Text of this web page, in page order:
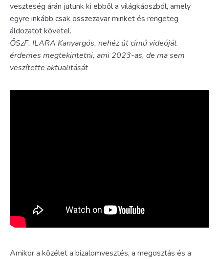
veszteség árán jutunk ki ebből a világkáoszból, amely
egyre inkább csak összezavar minket és rengeteg
áldozatot követel.
ŐSzF. ILARA Kanyargós, nehéz út című videóját
érdemes megtekintetni, ami 2023-as, de ma sem
veszítette aktualitását
Amikor a közélet a bizalomvesztés, a megosztás és a